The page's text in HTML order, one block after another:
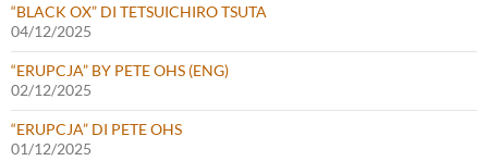
“BLACK OX” DI TETSUICHIRO TSUTA
04/12/2025
“ERUPCJA” BY PETE OHS (ENG)
02/12/2025
“ERUPCJA” DI PETE OHS
01/12/2025